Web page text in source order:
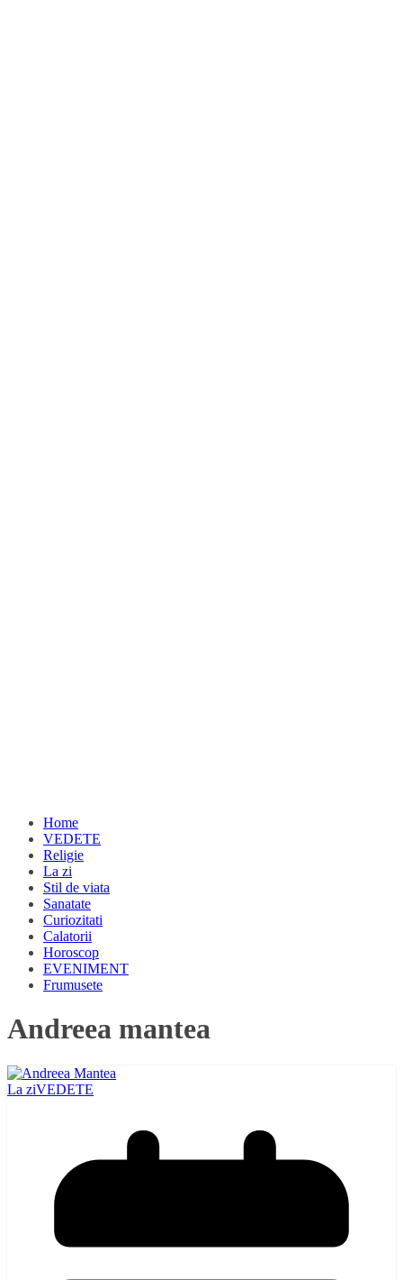
Home
VEDETE
Religie
La zi
Stil de viata
Sanatate
Curiozitati
Calatorii
Horoscop
EVENIMENT
Frumusete
Andreea mantea
La ziVEDETE